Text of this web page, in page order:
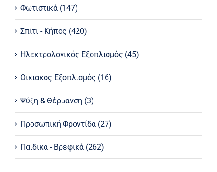
Φωτιστικά (147)
Σπίτι - Κήπος (420)
Ηλεκτρολογικός Εξοπλισμός (45)
Οικιακός Εξοπλισμός (16)
Ψύξη & Θέρμανση (3)
Προσωπική Φροντίδα (27)
Παιδικά - Βρεφικά (262)